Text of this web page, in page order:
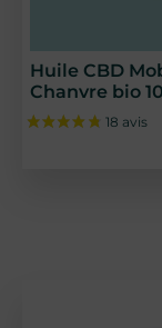
Huile CBD
Chanvre bio